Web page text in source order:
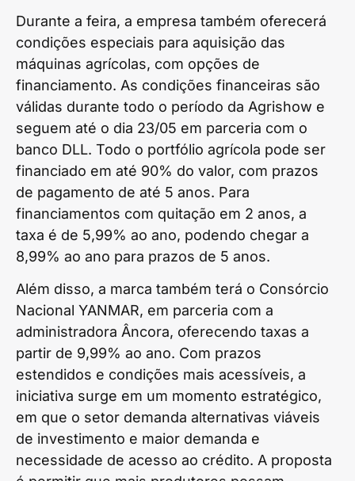
Durante a feira, a empresa também oferecerá
condições especiais para aquisição das
máquinas agrícolas, com opções de
financiamento. As condições financeiras são
válidas durante todo o período da Agrishow e
seguem até o dia 23/05 em parceria com o
banco DLL. Todo o portfólio agrícola pode ser
financiado em até 90% do valor, com prazos
de pagamento de até 5 anos. Para
financiamentos com quitação em 2 anos, a
taxa é de 5,99% ao ano, podendo chegar a
8,99% ao ano para prazos de 5 anos.
Além disso, a marca também terá o Consórcio
Nacional YANMAR, em parceria com a
administradora Âncora, oferecendo taxas a
partir de 9,99% ao ano. Com prazos
estendidos e condições mais acessíveis, a
iniciativa surge em um momento estratégico,
em que o setor demanda alternativas viáveis
de investimento e maior demanda e
necessidade de acesso ao crédito. A proposta